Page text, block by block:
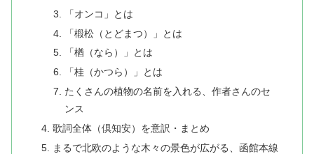
「オンコ」とは
「椴松（とどまつ）」とは
「楢（なら）」とは
「桂（かつら）」とは
たくさんの植物の名前を入れる、作者さんのセ
ンス
歌詞全体（倶知安）を意訳・まとめ
まるで北欧のような木々の景色が広がる、函館本線